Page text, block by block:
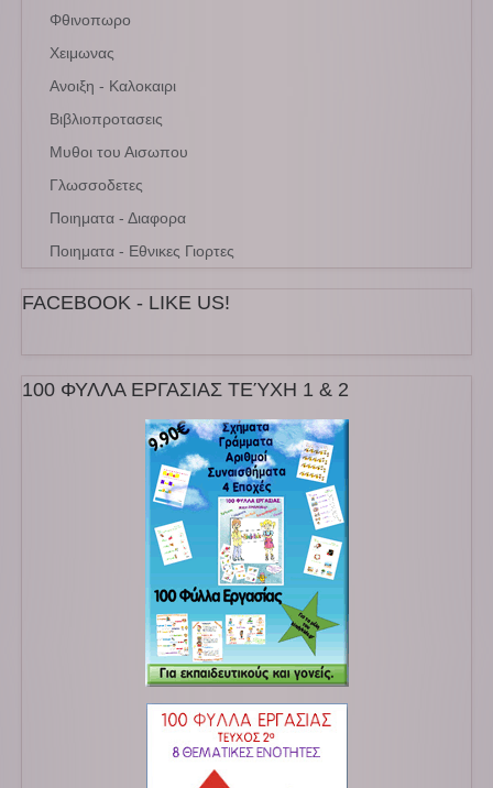
Φθινοπωρο
Χειμωνας
Ανοιξη - Καλοκαιρι
Βιβλιοπροτασεις
Μυθοι του Αισωπου
Γλωσσοδετες
Ποιηματα - Διαφορα
Ποιηματα - Εθνικες Γιορτες
FACEBOOK - LIKE US!
100 ΦΥΛΛΑ ΕΡΓΑΣΙΑΣ ΤΕΎΧΗ 1 & 2